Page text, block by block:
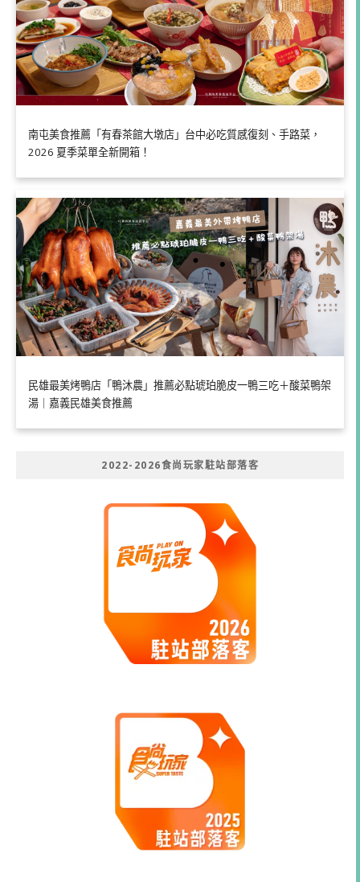
南屯美食推薦「有春茶館大墩店」台中必吃質感復刻、手路菜，
2026 夏季菜單全新開箱！
民雄最美烤鴨店「鴨沐農」推薦必點琥珀脆皮一鴨三吃＋酸菜鴨架
湯｜嘉義民雄美食推薦
2022-2026食尚玩家駐站部落客